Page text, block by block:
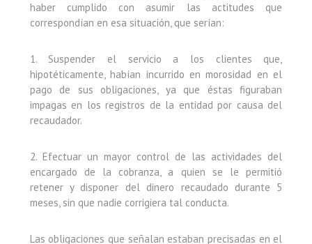
haber cumplido con asumir las actitudes que
correspondían en esa situación, que serían:
1. Suspender el servicio a los clientes que,
hipotéticamente, habían incurrido en morosidad en el
pago de sus obligaciones, ya que éstas figuraban
impagas en los registros de la entidad por causa del
recaudador.
2. Efectuar un mayor control de las actividades del
encargado de la cobranza, a quien se le permitió
retener y disponer del dinero recaudado durante 5
meses, sin que nadie corrigiera tal conducta.
Las obligaciones que señalan estaban precisadas en el